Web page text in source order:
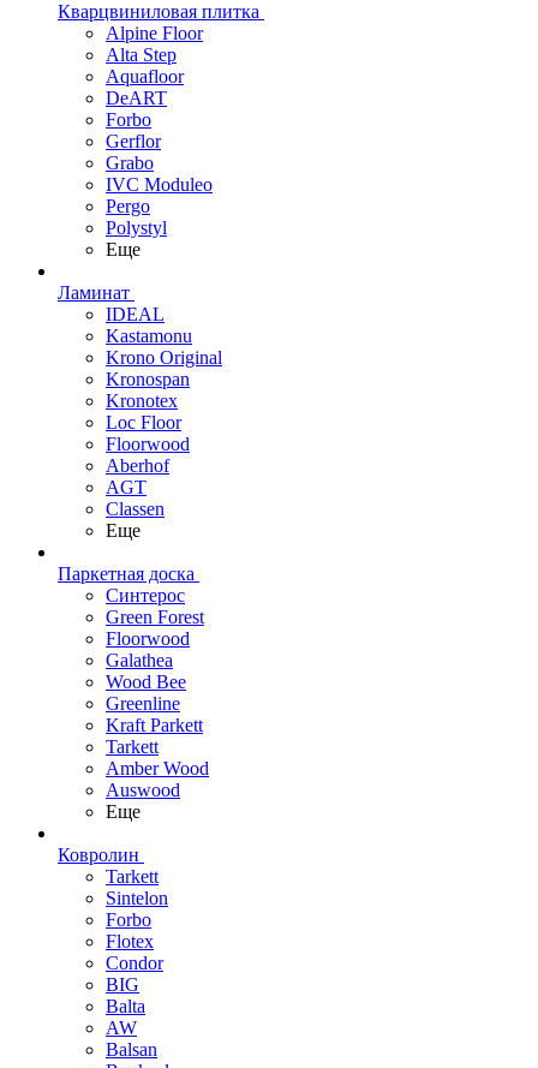
Кварцвиниловая плитка
Alpine Floor
Alta Step
Aquafloor
DeART
Forbo
Gerflor
Grabo
IVC Moduleo
Pergo
Polystyl
Еще
Ламинат
IDEAL
Kastamonu
Krono Original
Kronospan
Kronotex
Loc Floor
Floorwood
Aberhof
AGT
Classen
Еще
Паркетная доска
Синтерос
Green Forest
Floorwood
Galathea
Wood Bee
Greenline
Kraft Parkett
Tarkett
Amber Wood
Auswood
Еще
Ковролин
Tarkett
Sintelon
Forbo
Flotex
Condor
BIG
Balta
AW
Balsan